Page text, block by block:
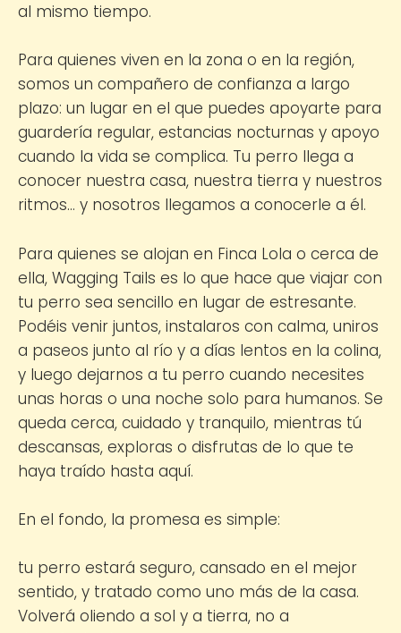
al mismo tiempo.
Para quienes viven en la zona o en la región,
somos un compañero de confianza a largo
plazo: un lugar en el que puedes apoyarte para
guardería regular, estancias nocturnas y apoyo
cuando la vida se complica. Tu perro llega a
conocer nuestra casa, nuestra tierra y nuestros
ritmos… y nosotros llegamos a conocerle a él.
Para quienes se alojan en Finca Lola o cerca de
ella, Wagging Tails es lo que hace que viajar con
tu perro sea sencillo en lugar de estresante.
Podéis venir juntos, instalaros con calma, uniros
a paseos junto al río y a días lentos en la colina,
y luego dejarnos a tu perro cuando necesites
unas horas o una noche solo para humanos. Se
queda cerca, cuidado y tranquilo, mientras tú
descansas, exploras o disfrutas de lo que te
haya traído hasta aquí.
En el fondo, la promesa es simple:
tu perro estará seguro, cansado en el mejor
sentido, y tratado como uno más de la casa.
Volverá oliendo a sol y a tierra, no a